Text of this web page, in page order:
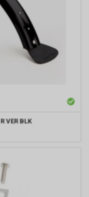
VER BLK